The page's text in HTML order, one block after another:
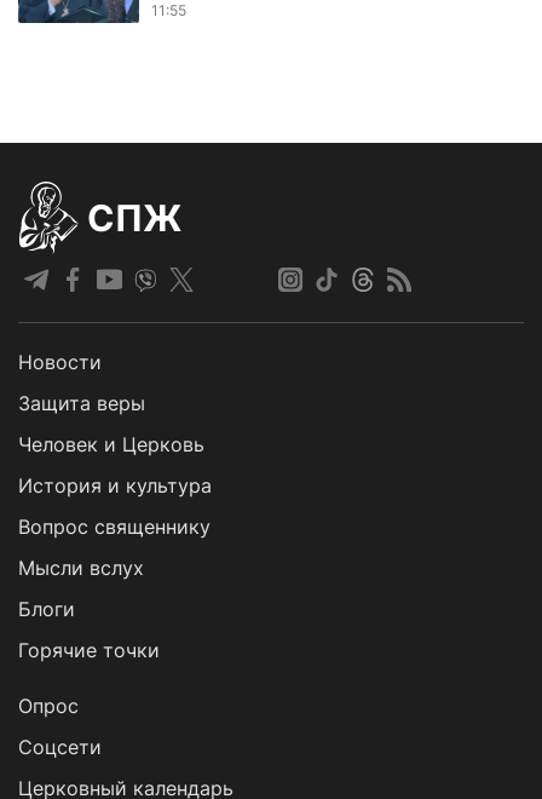
11:55
СПЖ
Новости
Защита веры
Человек и Церковь
История и культура
Вопрос священнику
Мысли вслух
Блоги
Горячие точки
Опрос
Cоцсети
Церковный календарь